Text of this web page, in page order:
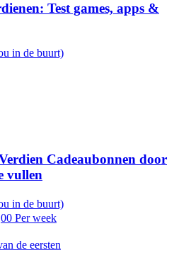
Test games, apps &
in de buurt)
Cadeaubonnen door
vullen
in de buurt)
Per week
de eersten